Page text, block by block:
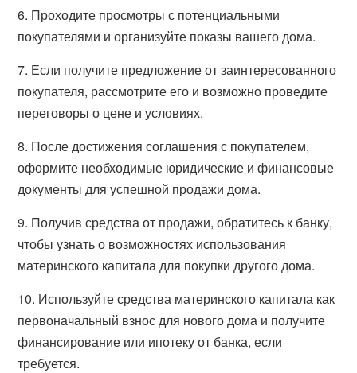
6. Проходите просмотры с потенциальными
покупателями и организуйте показы вашего дома.
7. Если получите предложение от заинтересованного
покупателя, рассмотрите его и возможно проведите
переговоры о цене и условиях.
8. После достижения соглашения с покупателем,
оформите необходимые юридические и финансовые
документы для успешной продажи дома.
9. Получив средства от продажи, обратитесь к банку,
чтобы узнать о возможностях использования
материнского капитала для покупки другого дома.
10. Используйте средства материнского капитала как
первоначальный взнос для нового дома и получите
финансирование или ипотеку от банка, если
требуется.